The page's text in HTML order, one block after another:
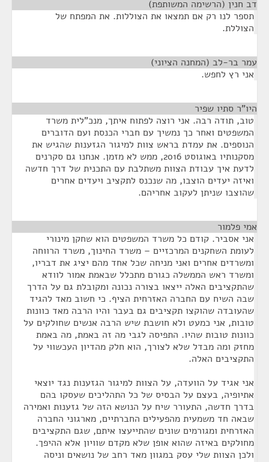
דב חנין (הרשימה המשותפת)
תספר לנו רק אם תמצאו את הצוללות. את המפתח של
הצוללת.
עמר בר-לב (המחנה הציוני)
אני רץ לחפש.
היו"ר סתיו שפיר
טוב, תודה רבה. אני רוצה לפתוח איתך, מנכ"לית משרד
המשפטים ואחר כך נמשיך עם חברי הכנסת ועם הדוברים
הנוספים. את עמדת בראש צוות למיגור הגזענות שהגיש את
מסקנותיו באוגוסט 2016, ממש לא מזמן. אנחנו גם סקרנים
לדעת איך עבודת הצוות משתלבת עם התכנית של דרך חדשה
ואיזה יעדים הוצבו, מה שנכנס לתקציב ויעדים אחרים
שהוצבו שניתן לעקוב אחריהם.
אמי פלמור
אני אסביר. קודם כל משרד המשפטים הוא שחקן מינורי
לעומת השחקנים המרכזיים – משרד החינוך, משרד הרווחה
ומשרדים אחרים ואני מניחה שכל אחד מהם יציג את דבריו,
ומשרד ראש הממשלה כגורם מתכלל שבאמת אמור לוודא
שהתקציבים האלה ייצאו בצורה נכונה ומקובלת גם על הדרך
שבה השיח עם החברה האזרחית הציף. כי חשוב מאד להגיד
שהעובדה שהוקצו תקציבים גם בעבר והיו הרבה מאד כוונות
טובות, אני כמעט ולא חושבת שיש הרבה אנשים שחולקים על
כוונות טובות שהיו. התפיסה לגבי מה זה באמת, מה באמת
מחזק ומה מבדל שלא לצורך, הוא חלק מהדיון העכשווי על
התקציבים האלה.
אני אגיד על הוועדה, על הצוות למיגור הגזענות נגד יוצאי
אתיופיה, בעצם על הבסיס של כל התהליכים שעסקו בהם
בדרך חדשה, התעורר שיח על הנושא הזה של גזענות ואמירה
שבאה חד משמעית מהפעילים החברתיים, מארגוני החברה
האזרחית ומגורמים שונים שהתייעצו איתם, שגם התקציבים
מחולקים באיזה שהוא אופן שלא מקדם שוויון אלא ההיפך.
ולכן הצוות שלי עסק במגוון מאד רחב של נושאים וניסה